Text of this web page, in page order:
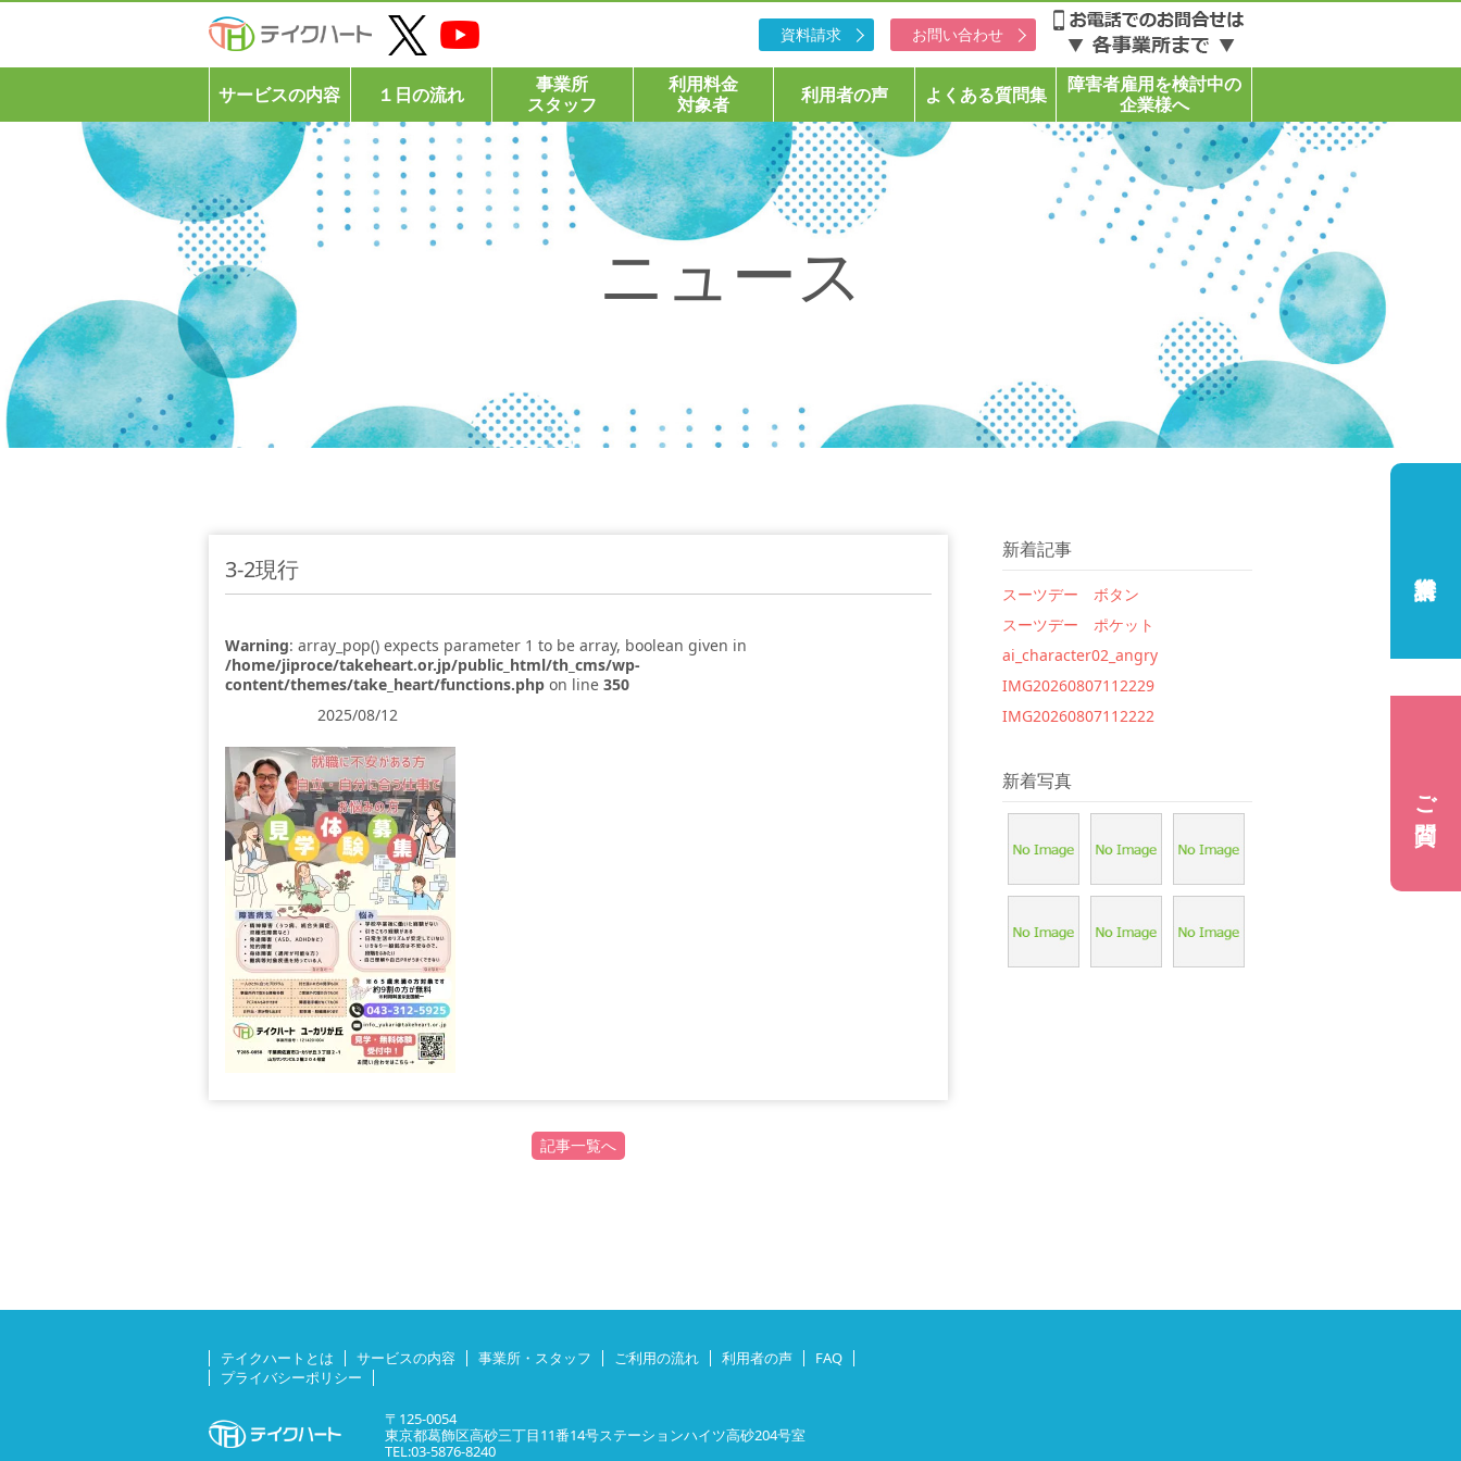
資料請求 お問い合わせ
サービスの内容 １日の流れ
事業所
スタッフ
利用料金
対象者
利用者の声 よくある質問集
障害者雇用を検討中の
企業様へ
ニュース
3-2現行
Warning: array_pop() expects parameter 1 to be array, boolean given in
/home/jiproce/takeheart.or.jp/public_html/th_cms/wp-
content/themes/take_heart/functions.php on line 350
2025/08/12
記事一覧へ
新着記事
スーツデー ボタン
スーツデー ポケット
ai_character02_angry
IMG20260807112229
IMG20260807112222
新着写真
テイクハートとは サービスの内容 事業所・スタッフ ご利用の流れ 利用者の声
FAQ
プライバシーポリシー
〒125-0054
東京都葛飾区高砂三丁目11番14号ステーションハイツ高砂204号室
TEL:03-5876-8240
ご質問